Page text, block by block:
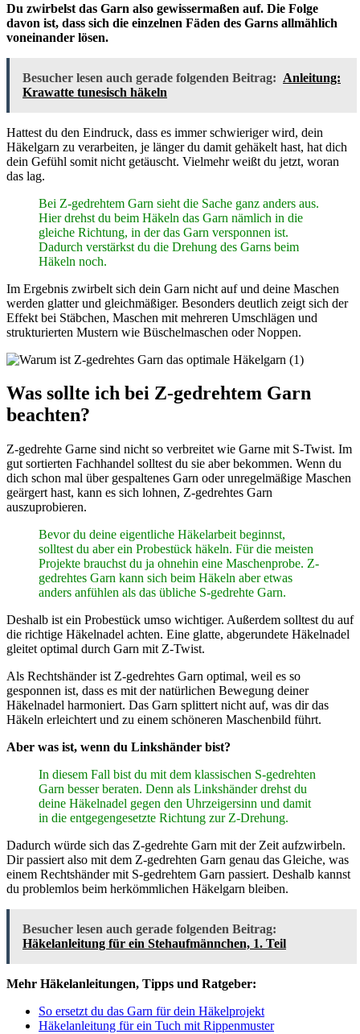
Du zwirbelst das Garn also gewissermaßen auf. Die Folge
davon ist, dass sich die einzelnen Fäden des Garns allmählich
voneinander lösen.
Besucher lesen auch gerade folgenden Beitrag: Anleitung:
Krawatte tunesisch häkeln
Hattest du den Eindruck, dass es immer schwieriger wird, dein
Häkelgarn zu verarbeiten, je länger du damit gehäkelt hast, hat dich
dein Gefühl somit nicht getäuscht. Vielmehr weißt du jetzt, woran
das lag.
Bei Z-gedrehtem Garn sieht die Sache ganz anders aus.
Hier drehst du beim Häkeln das Garn nämlich in die
gleiche Richtung, in der das Garn versponnen ist.
Dadurch verstärkst du die Drehung des Garns beim
Häkeln noch.
Im Ergebnis zwirbelt sich dein Garn nicht auf und deine Maschen
werden glatter und gleichmäßiger. Besonders deutlich zeigt sich der
Effekt bei Stäbchen, Maschen mit mehreren Umschlägen und
strukturierten Mustern wie Büschelmaschen oder Noppen.
Was sollte ich bei Z-gedrehtem Garn
beachten?
Z-gedrehte Garne sind nicht so verbreitet wie Garne mit S-Twist. Im
gut sortierten Fachhandel solltest du sie aber bekommen. Wenn du
dich schon mal über gespaltenes Garn oder unregelmäßige Maschen
geärgert hast, kann es sich lohnen, Z-gedrehtes Garn
auszuprobieren.
Bevor du deine eigentliche Häkelarbeit beginnst,
solltest du aber ein Probestück häkeln. Für die meisten
Projekte brauchst du ja ohnehin eine Maschenprobe. Z-
gedrehtes Garn kann sich beim Häkeln aber etwas
anders anfühlen als das übliche S-gedrehte Garn.
Deshalb ist ein Probestück umso wichtiger. Außerdem solltest du auf
die richtige Häkelnadel achten. Eine glatte, abgerundete Häkelnadel
gleitet optimal durch Garn mit Z-Twist.
Als Rechtshänder ist Z-gedrehtes Garn optimal, weil es so
gesponnen ist, dass es mit der natürlichen Bewegung deiner
Häkelnadel harmoniert. Das Garn splittert nicht auf, was dir das
Häkeln erleichtert und zu einem schöneren Maschenbild führt.
Aber was ist, wenn du Linkshänder bist?
In diesem Fall bist du mit dem klassischen S-gedrehten
Garn besser beraten. Denn als Linkshänder drehst du
deine Häkelnadel gegen den Uhrzeigersinn und damit
in die entgegengesetzte Richtung zur Z-Drehung.
Dadurch würde sich das Z-gedrehte Garn mit der Zeit aufzwirbeln.
Dir passiert also mit dem Z-gedrehten Garn genau das Gleiche, was
einem Rechtshänder mit S-gedrehtem Garn passiert. Deshalb kannst
du problemlos beim herkömmlichen Häkelgarn bleiben.
Besucher lesen auch gerade folgenden Beitrag:
Häkelanleitung für ein Stehaufmännchen, 1. Teil
Mehr Häkelanleitungen, Tipps und Ratgeber:
So ersetzt du das Garn für dein Häkelprojekt
Häkelanleitung für ein Tuch mit Rippenmuster